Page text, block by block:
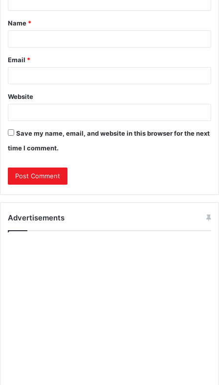
Name *
Email *
Website
Save my name, email, and website in this browser for the next
time I comment.
Advertisements